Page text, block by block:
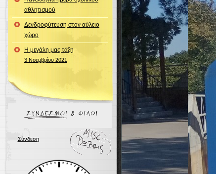
αθλητισμού
Δενδροφύτευση στον αύλειο
χώρο
Η μεγάλη μας τάξη
3 Νοεμβρίου 2021
Σύνδεση